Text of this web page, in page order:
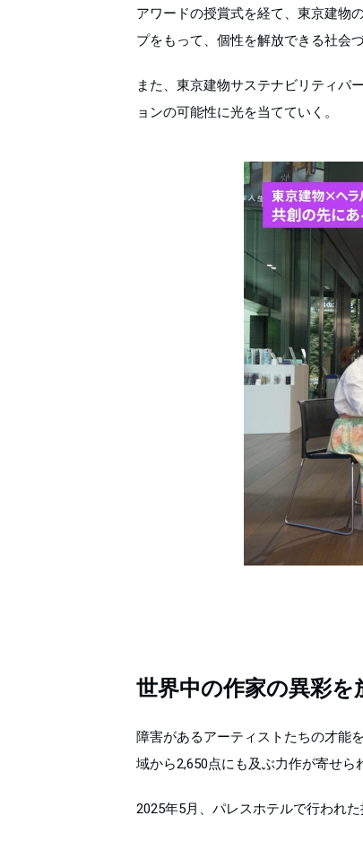
アワードの授賞式を経て、東京建物
プをもって、個性を解放できる社会
また、東京建物サステナビリティパ
ョンの可能性に光を当てていく。
世界中の作家の異彩を
障害があるアーティストたちの才能
域から2,650点にも及ぶ力作が寄せら
2025年5月、パレスホテルで行われ